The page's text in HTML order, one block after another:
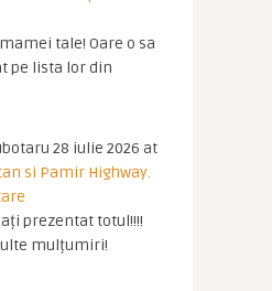
tale! Oare o sa
pe lista lor din
28 iulie 2026 at
si Pamir Highway.
prezentat totul!!!!
mulțumiri!